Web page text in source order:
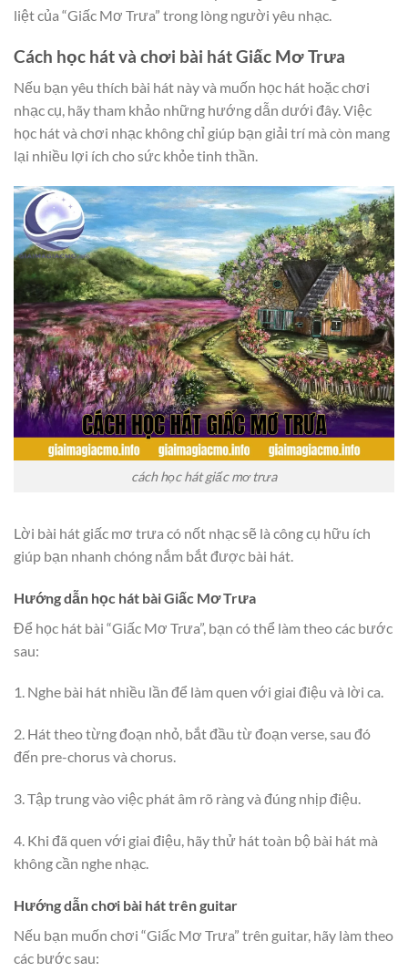
liệt của “Giấc Mơ Trưa” trong lòng người yêu nhạc.
Cách học hát và chơi bài hát Giấc Mơ Trưa
Nếu bạn yêu thích bài hát này và muốn học hát hoặc chơi
nhạc cụ, hãy tham khảo những hướng dẫn dưới đây. Việc
học hát và chơi nhạc không chỉ giúp bạn giải trí mà còn mang
lại nhiều lợi ích cho sức khỏe tinh thần.
cách học hát giấc mơ trưa
Lời bài hát giấc mơ trưa có nốt nhạc sẽ là công cụ hữu ích
giúp bạn nhanh chóng nắm bắt được bài hát.
Hướng dẫn học hát bài Giấc Mơ Trưa
Để học hát bài “Giấc Mơ Trưa”, bạn có thể làm theo các bước
sau:
1. Nghe bài hát nhiều lần để làm quen với giai điệu và lời ca.
2. Hát theo từng đoạn nhỏ, bắt đầu từ đoạn verse, sau đó
đến pre-chorus và chorus.
3. Tập trung vào việc phát âm rõ ràng và đúng nhịp điệu.
4. Khi đã quen với giai điệu, hãy thử hát toàn bộ bài hát mà
không cần nghe nhạc.
Hướng dẫn chơi bài hát trên guitar
Nếu bạn muốn chơi “Giấc Mơ Trưa” trên guitar, hãy làm theo
các bước sau: